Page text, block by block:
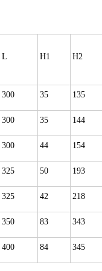
L H1 H2
300 35 135
300 35 144
300 44 154
325 50 193
325 42 218
350 83 343
400 84 345